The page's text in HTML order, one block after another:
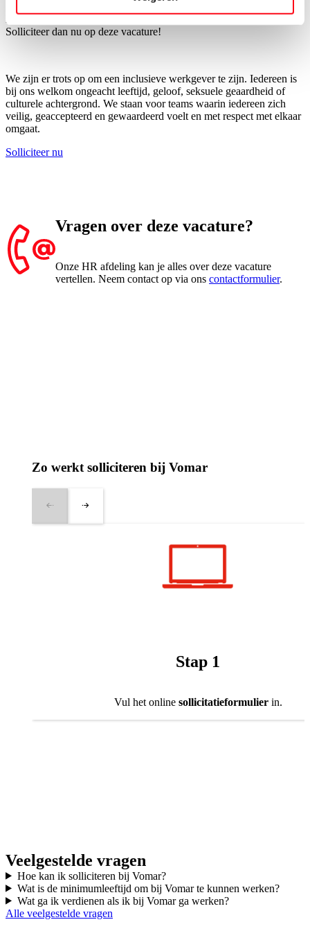
Solliciteer dan nu op deze vacature!
We zijn er trots op om een inclusieve werkgever te zijn. Iedereen is
bij ons welkom ongeacht leeftijd, geloof, seksuele geaardheid of
culturele achtergrond. We staan voor teams waarin iedereen zich
veilig, geaccepteerd en gewaardeerd voelt en met respect met elkaar
omgaat.
Solliciteer nu
Vragen over deze vacature?
Onze HR afdeling kan je alles over deze vacature
vertellen. Neem contact op via ons contactformulier.
Zo werkt solliciteren bij Vomar
Stap 1
Vul het online sollicitatieformulierin.
Veelgestelde vragen
Hoe kan ik solliciteren bij Vomar?
Wat is de minimumleeftijd om bij Vomar te kunnen werken?
Wat ga ik verdienen als ik bij Vomar ga werken?
Alle veelgestelde vragen